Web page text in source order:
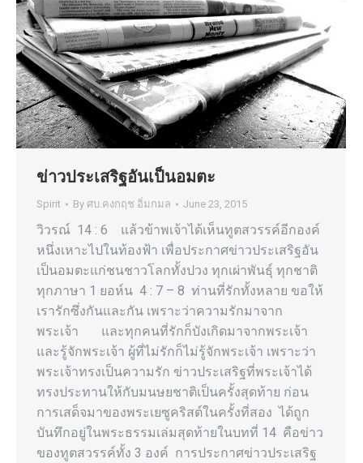
ข่าวประเสริฐอันเป็นอมตะ
Spirit By ศบ.คงกฤช อิ่มกมล June 23, 2015
วิวรณ์ 14 : 6 แล้วข้าพเจ้าได้เห็นทูตสวรรค์อีกองค์
หนึ่งเหาะไปในท้องฟ้า เพื่อประกาศข่าวประเสริฐอัน
เป็นอมตะแก่ชนชาวโลกทั้งปวง ทุกเผ่าพันธุ์ ทุกชาติ
ทุกภาษา 1 ยอห์น 4 : 7 – 8 ท่านที่รักทั้งหลาย ขอให้
เรารักซึ่งกันและกัน เพราะว่าความรักมาจาก
พระเจ้า และทุกคนที่รักก็บังเกิดมาจากพระเจ้า
และรู้จักพระเจ้า ผู้ที่ไม่รักก็ไม่รู้จักพระเจ้า เพราะว่า
พระเจ้าทรงเป็นความรัก ข่าวประเสริฐที่พระเจ้าได้
ทรงประทานให้กับมนษยชาติเป็นครั้งสุดท้าย ก่อน
การเสด็จมาของพระเยซูคริสต์ในครั้งที่สอง ได้ถูก
บันทึกอยู่ในพระธรรมเล่มสุดท้ายในบทที่ 14 คือข่าว
ของทูตสวรรค์ทั้ง 3 องค์ การประกาศข่าวประเสริฐ